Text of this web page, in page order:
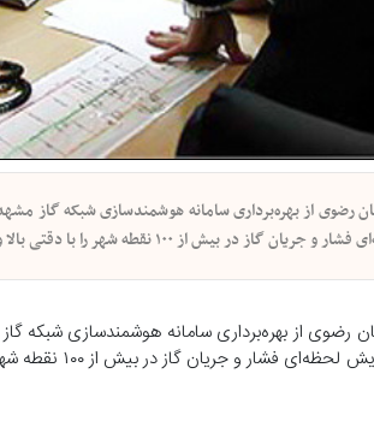
رضوی از بهره‌برداری سامانه هوشمندسازی شبکه گاز
بالا و هزینه‌ای بسیار کمتر نسبت به روش‌های سنتی فراهم کرده است.
رضوی از بهره‌برداری سامانه هوشمندسازی شبکه
بهره‌گیری از